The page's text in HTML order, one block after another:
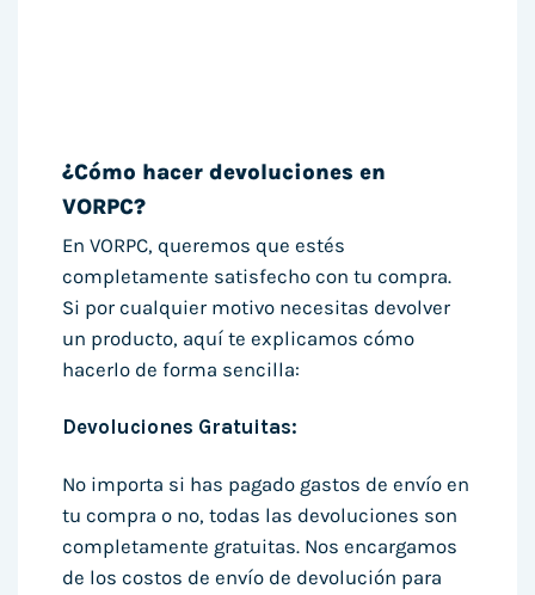
¿Cómo hacer devoluciones en
VORPC?
En VORPC, queremos que estés
completamente satisfecho con tu compra.
Si por cualquier motivo necesitas devolver
un producto, aquí te explicamos cómo
hacerlo de forma sencilla:
Devoluciones Gratuitas:
No importa si has pagado gastos de envío en
tu compra o no, todas las devoluciones son
completamente gratuitas. Nos encargamos
de los costos de envío de devolución para